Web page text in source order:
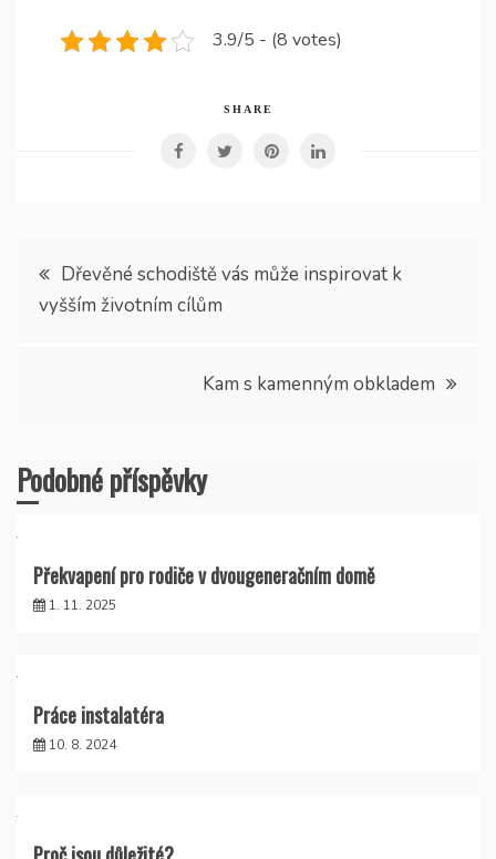
3.9/5 - (8 votes)
SHARE
Navigace
pro
Dřevěné schodiště vás může inspirovat k
vyšším životním cílům
Kam s kamenným obkladem
Podobné příspěvky
Překvapení pro rodiče v dvougeneračním domě
1. 11. 2025
Práce instalatéra
10. 8. 2024